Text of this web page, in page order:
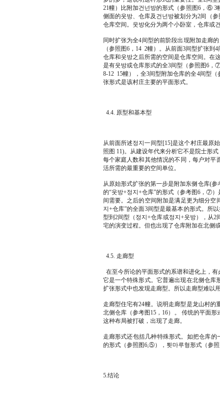
21幢）比附加건넌방的形式（参照图6，⑥
侧面的웃방、仓库及건넌방被划分为2间（
仓库空间。웃방化分为两个小卧室，仓库或
同时扩张为全4间型的前阶段出现附加走廊
（参照图6，14 2幢）。从前面3间型扩张
仓库和웃방之后所需的空间是仓库空间。在
是有웃방或仓库形式的全3间型（参照图6
8-12 15幢），全3间型附加仓库的全4间型
张形式是该村庄主要的平面形式。
4.4. 原型和基本型
从前面所述정지一间型[15]是这个村庄最原
照图 11)。从建设年代来分析它不是院士形
每个家庭人数和其他情况的不同，每户对
活所需的最重要的空间单位。
从原始形式扩张的第一步是附加东侧仓库(
的“웃방+정지+仓库”的形式（参考图6，⑦
间需要。之后的空间附加是满足更为细分空
지+仓库”的全面3间型是最基本的形式。所
型到2间型（정지+仓库或정지+웃방），从
宅的演变过程。但也出现了仓库附加在北侧
4.5. 走廊型
在至今所论的平面形式的系谱和进化上，
它是一个特殊形式。它普遍出现在北侧仓
扩张形式中也发现走廊型。所以走廊型难以
走廊型住宅有24幢。说明走廊型是龙山村
北侧仓库（参考图15，16）。 传统的平面
这种布局被打破，出现了走廊。
走廊形式还包括几种特殊形式。如把仓库
的形式（参照图6,⑤），툇마루형形式（参
5.结论